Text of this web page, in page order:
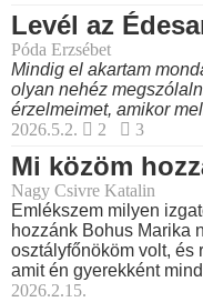
Levél az
Póda Erzsébet
Mindig el akartam
olyan nehéz
érzelmeimet, amikor
2026.5.2.
2 3
Mi közöm
Nagy Csivre Katalin
Emlékszem milyen
hozzánk Bohus Marika
osztályfőnököm volt, és
amit én gyerekként
2026.2.15.